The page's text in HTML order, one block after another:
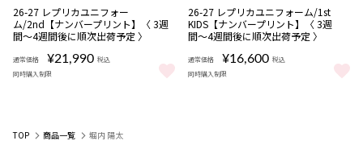
NEW
数量
限定
受注
商品
26-27 レプリカユニフォー
ム/2nd【ナンバープリント】〈 3週
間〜4週間後に順次出荷予定 〉
通常価格 ¥21,990 税込
同時購入制限
NEW
数量
限定
受注
商品
26-27 レプリカユニフォーム/1st
KIDS【ナンバープリント】〈 3週
間〜4週間後に順次出荷予定 〉
通常価格 ¥16,600 税込
同時購入制限
TOP 商品一覧 堀内 陽太